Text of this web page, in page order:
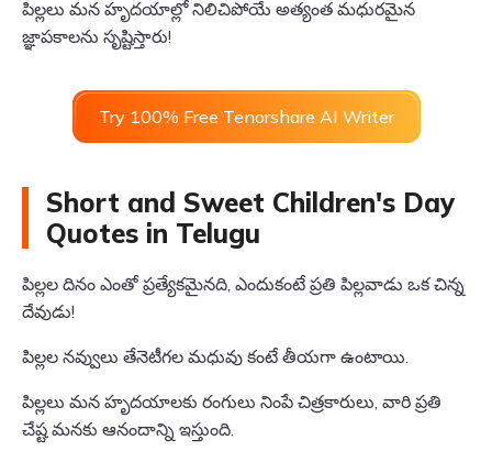
పిల్లలు మన హృదయాల్లో నిలిచిపోయే అత్యంత మధురమైన
జ్ఞాపకాలను సృష్టిస్తారు!
Try 100% Free Tenorshare AI Writer
Short and Sweet Children's Day
Quotes in Telugu
పిల్లల దినం ఎంతో ప్రత్యేకమైనది, ఎందుకంటే ప్రతి పిల్లవాడు ఒక చిన్న
దేవుడు!
పిల్లల నవ్వులు తేనెటీగల మధువు కంటే తీయగా ఉంటాయి.
పిల్లలు మన హృదయాలకు రంగులు నింపే చిత్రకారులు, వారి ప్రతి
చేష్ట మనకు ఆనందాన్ని ఇస్తుంది.